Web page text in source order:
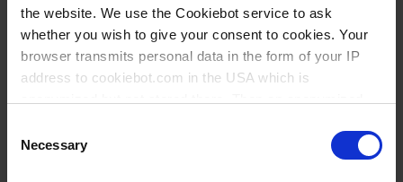
the website. We use the Cookiebot service to ask
whether you wish to give your consent to cookies. Your
browser transmits personal data in the form of your IP
address to cookiebot.com in the USA which is
follow your cookie preferences for future page visits. The
privacy level in the USA does not correspond to EU
Selection
Necessary
Kompakte Automatisierung für die PCR-
Probenvorbereitung: Die Liquid Handling